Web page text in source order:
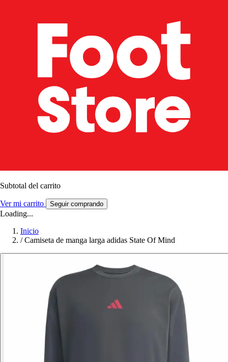
Subtotal del carrito
Ver mi carrito Seguir comprando
Loading...
Inicio
/ Camiseta de manga larga adidas State Of Mind